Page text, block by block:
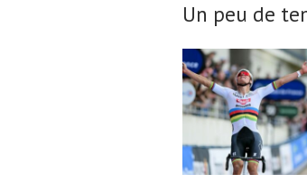
Un peu de